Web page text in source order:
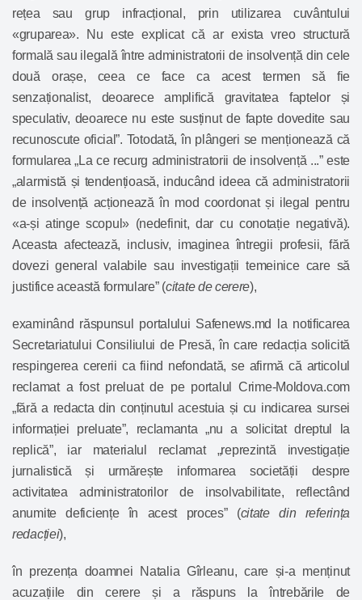
rețea sau grup infracțional, prin utilizarea cuvântului
«gruparea». Nu este explicat că ar exista vreo structură
formală sau ilegală între administratorii de insolvență din cele
două orașe, ceea ce face ca acest termen să fie
senzaționalist, deoarece amplifică gravitatea faptelor și
speculativ, deoarece nu este susținut de fapte dovedite sau
recunoscute oficial”. Totodată, în plângeri se menționează că
formularea „La ce recurg administratorii de insolvență ...” este
„alarmistă și tendențioasă, inducând ideea că administratorii
de insolvență acționează în mod coordonat și ilegal pentru
«a-și atinge scopul» (nedefinit, dar cu conotație negativă).
Aceasta afectează, inclusiv, imaginea întregii profesii, fără
dovezi general valabile sau investigații temeinice care să
justifice această formulare” (citate de cerere),
examinând răspunsul portalului Safenews.md la notificarea
Secretariatului Consiliului de Presă, în care redacția solicită
respingerea cererii ca fiind nefondată, se afirmă că articolul
reclamat a fost preluat de pe portalul Crime-Moldova.com
„fără a redacta din conținutul acestuia și cu indicarea sursei
informației preluate”, reclamanta „nu a solicitat dreptul la
replică”, iar materialul reclamat „reprezintă investigație
jurnalistică și urmărește informarea societății despre
activitatea administratorilor de insolvabilitate, reflectând
anumite deficiențe în acest proces” (citate din referința
redacției),
în prezența doamnei Natalia Gîrleanu, care și-a menținut
acuzațiile din cerere și a răspuns la întrebările de